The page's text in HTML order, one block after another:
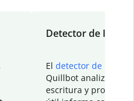
Detector de IA
El detector de IA
Quillbot analiza tu
escritura y